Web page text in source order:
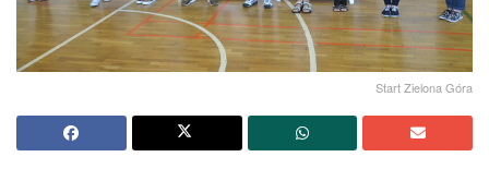
Start Zielona Góra